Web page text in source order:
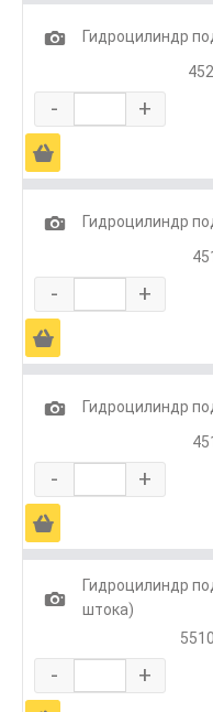
1
Гидроцилиндр
- +
Ä
1
Гидроцилиндр
- +
Ä
1
Гидроцилиндр
- +
Ä
1
Гидроцилиндр
штока)
- +